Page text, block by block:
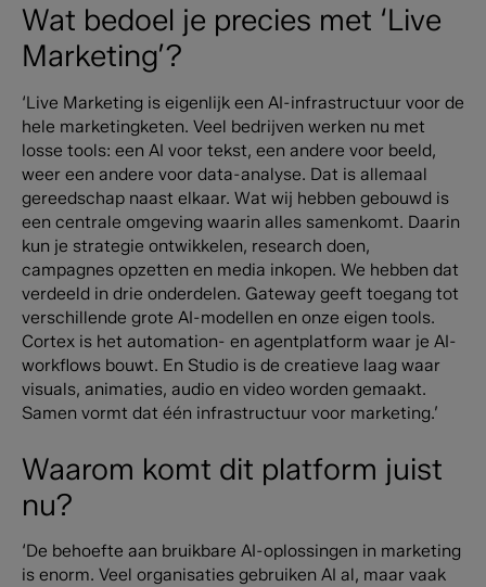
Wat bedoel je precies met ‘Live
Marketing’?
‘Live Marketing is eigenlijk een AI-infrastructuur voor de
hele marketingketen. Veel bedrijven werken nu met
losse tools: een AI voor tekst, een andere voor beeld,
weer een andere voor data-analyse. Dat is allemaal
gereedschap naast elkaar. Wat wij hebben gebouwd is
een centrale omgeving waarin alles samenkomt. Daarin
kun je strategie ontwikkelen, research doen,
campagnes opzetten en media inkopen. We hebben dat
verdeeld in drie onderdelen. Gateway geeft toegang tot
verschillende grote AI-modellen en onze eigen tools.
Cortex is het automation- en agentplatform waar je AI-
workflows bouwt. En Studio is de creatieve laag waar
visuals, animaties, audio en video worden gemaakt.
Samen vormt dat één infrastructuur voor marketing.’
Waarom komt dit platform juist
nu?
‘De behoefte aan bruikbare AI-oplossingen in marketing
is enorm. Veel organisaties gebruiken AI al, maar vaak